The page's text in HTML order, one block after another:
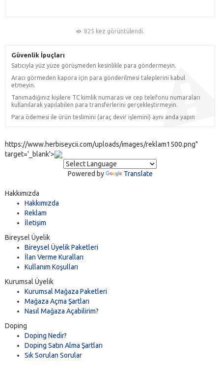
825 kez görüntülendi.
Güvenlik İpuçları
Satıcıyla yüz yüze görüşmeden kesinlikle para göndermeyin.
Aracı görmeden kapora için para gönderilmesi taleplerini kabul
etmeyin.
Tanımadığınız kişilere TC kimlik numarası ve cep telefonu numaraları
kullanılarak yapılabilen para transferlerini gerçekleştirmeyin.
Para ödemesi ile ürün teslimini (araç devir işlemini) aynı anda yapın
https://www.herbiseycii.com/uploads/images/reklam1500.png"
target='_blank'>
Powered by Translate
Hakkımızda
Hakkımızda
Reklam
İletişim
Bireysel Üyelik
Bireysel Üyelik Paketleri
İlan Verme Kuralları
Kullanım Koşulları
Kurumsal Üyelik
Kurumsal Mağaza Paketleri
Mağaza Açma Şartları
Nasıl Mağaza Açabilirim?
Doping
Doping Nedir?
Doping Satın Alma Şartları
Sık Sorulan Sorular